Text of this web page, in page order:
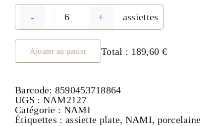
quantité
de
Assiette
plate
27
collection
assiettes
Ajouter au panier Total : 189,60 €
Barcode: 8590453718864
UGS : NAM2127
Catégorie : NAMI
Étiquettes : assiette plate, NAMI, porcelaine